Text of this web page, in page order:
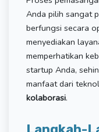
Anda pilih sangat
berfungsi secara
menyediakan
memperhatikan
startup Anda,
manfaat dari
kolaborasi.